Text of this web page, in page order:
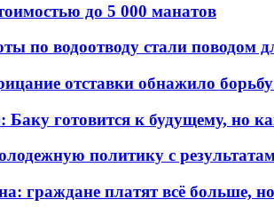
до 5 000 манатов
по водоотводу стали поводом
отставки обнажило борьбу
Баку готовится к будущему, но
политику с
граждане платят всё больше,